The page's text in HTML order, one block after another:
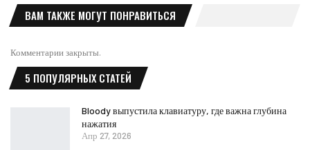
ВАМ ТАКЖЕ МОГУТ ПОНРАВИТЬСЯ
Комментарии закрыты.
5 ПОПУЛЯРНЫХ СТАТЕЙ
Bloody выпустила клавиатуру, где важна глубина
нажатия
Апр 27, 2026